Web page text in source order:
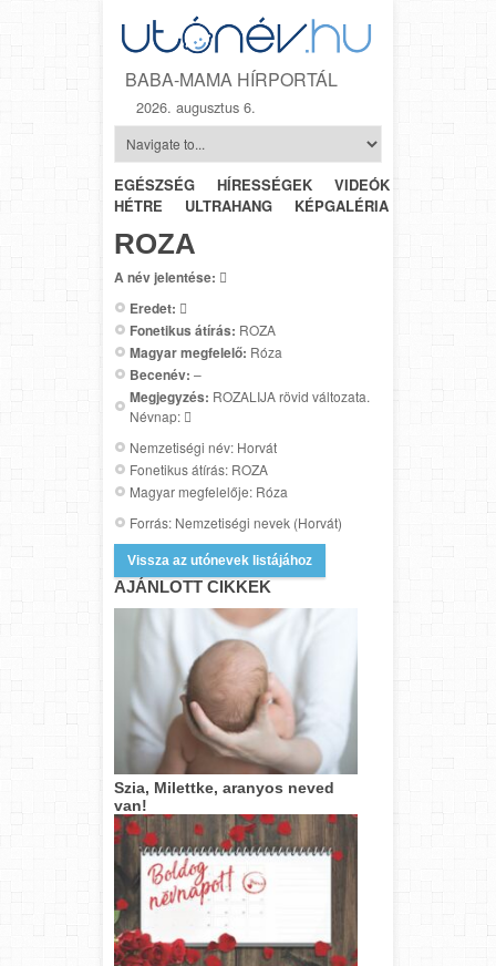
BABA-MAMA HÍRPORTÁL
2026. augusztus 6.
EGÉSZSÉG HÍRESSÉGEK VIDEÓK
HÉTRŐL-
HÉTRE
ULTRAHANG KÉPGALÉRIA
ROZA
A név jelentése: 
Eredet: 
Fonetikus átírás: ROZA
Magyar megfelelő: Róza
Becenév: –
Megjegyzés: ROZALIJA rövid változata.
Névnap: 
Nemzetiségi név: Horvát
Fonetikus átírás: ROZA
Magyar megfelelője: Róza
Forrás: Nemzetiségi nevek (Horvát)
Vissza az utónevek listájához
AJÁNLOTT CIKKEK
Szia, Milettke, aranyos neved
van!